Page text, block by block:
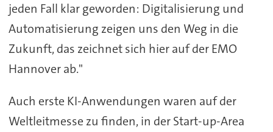
jeden Fall klar geworden: Digitalisierung und
Automatisierung zeigen uns den Weg in die
Zukunft, das zeichnet sich hier auf der EMO
Hannover ab."
Auch erste KI-Anwendungen waren auf der
Weltleitmesse zu finden, in der Start-up-Area